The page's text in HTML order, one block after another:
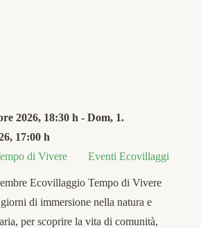
2026, 18:30 h - Dom, 1.
, 17:00 h
di Vivere
Eventi Ecovillaggi
Ecovillaggio Tempo di Vivere
di immersione nella natura e
per scoprire la vita di comunità,